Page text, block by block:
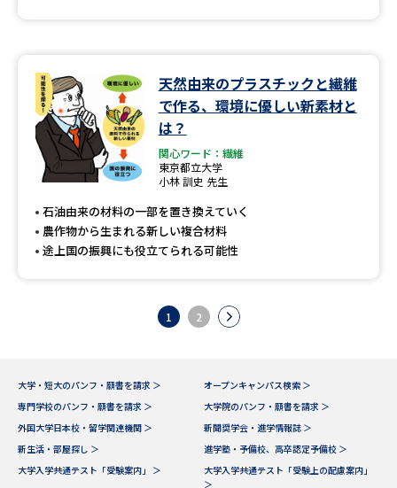
天然由来のプラスチックと繊維
で作る、環境に優しい新素材と
は？
関心ワード：繊維
東京都立大学
小林 訓史 先生
石油由来の材料の一部を置き換えていく
農作物から生まれる新しい複合材料
途上国の振興にも役立てられる可能性
1 2
大学・短大のパンフ・願書を請求 ＞
オープンキャンパス検索 ＞
専門学校のパンフ・願書を請求 ＞
大学院のパンフ・願書を請求 ＞
外国大学日本校・留学関連機関 ＞
新聞奨学会・進学情報誌 ＞
新生活・部屋探し ＞
進学塾・予備校、高卒認定予備校 ＞
大学入学共通テスト「受験案内」 ＞
大学入学共通テスト「受験上の配慮案内」
＞